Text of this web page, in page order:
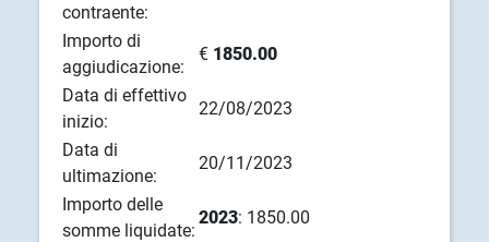
contraente:
Importo di
aggiudicazione:
€ 1850.00
Data di effettivo
inizio:
22/08/2023
Data di
ultimazione:
20/11/2023
Importo delle
somme liquidate:
2023: 1850.00